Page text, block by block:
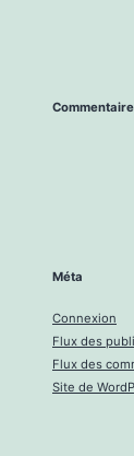
Méta
Connexion
Flux des
Flux des
Site de